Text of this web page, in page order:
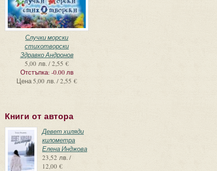
Случки морски
стихотворски
Здравко Андронов
5,00 лв. / 2,55 €
Отстъпка: -0.00 лв
Цена5,00 лв. / 2,55 €
Книги от автора
Девет хиляди
километра
Елена Инджова
23,52 лв. /
12,00 €